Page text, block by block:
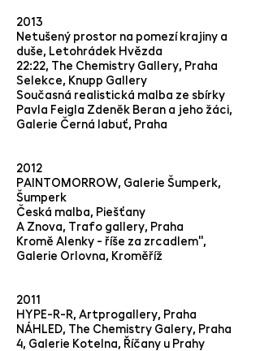
2013
Netušený prostor na pomezí krajiny a
duše, Letohrádek Hvězda
22:22, The Chemistry Gallery, Praha
Selekce, Knupp Gallery
Současná realistická malba ze sbírky
Pavla Feigla Zdeněk Beran a jeho žáci,
Galerie Černá labuť, Praha
2012
PAINTOMORROW, Galerie Šumperk,
Šumperk
Česká malba, Piešťany
A Znova, Trafo gallery, Praha
Kromě Alenky - říše za zrcadlem",
Galerie Orlovna, Kroměříž
2011
HYPE-R-R, Artprogallery, Praha
NÁHLED, The Chemistry Galery, Praha
4, Galerie Kotelna, Říčany u Prahy